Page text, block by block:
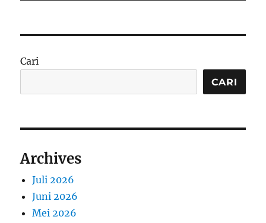
Cari
CARI
Archives
Juli 2026
Juni 2026
Mei 2026